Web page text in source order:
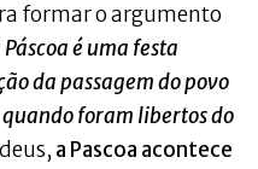
formar o argumento
Páscoa é uma festa
da passagem do povo
foram libertos do
a Pascoa acontece